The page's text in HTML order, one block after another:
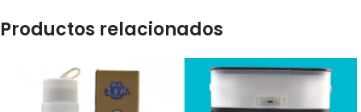
Productos relacionados